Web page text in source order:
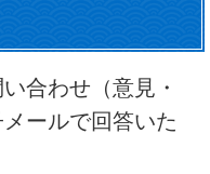
合わせ（意見・
ールで回答いた